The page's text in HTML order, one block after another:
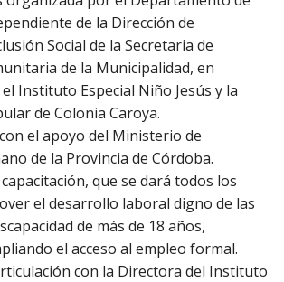
de la Dirección de
Social de la Secretaria de
de la Municipalidad, en
Instituto Especial Niño Jesús y la
de Colonia Caroya.
el apoyo del Ministerio de
de la Provincia de Córdoba.
que se dará todos los
el desarrollo laboral digno de las
de más de 18 años,
el acceso al empleo formal.
con la Directora del Instituto